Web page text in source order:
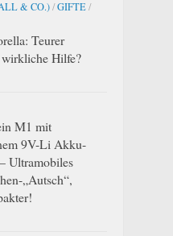
& CO.)/GIFTE/
Teurer
Hilfe?
M1 mit
9V-Li Akku-
Ultramobiles
„Autsch“,